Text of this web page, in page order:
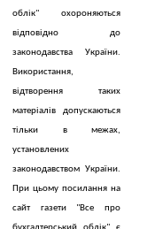
облік" охороняються
відповідно до
законодавства України.
Використання,
відтворення таких
матеріалів допускаються
тільки в межах,
установлених
законодавством України.
При цьому посилання на
сайт газети "Все про